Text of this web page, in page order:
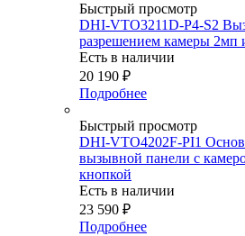
Быстрый просмотр
DHI-VTO3211D-P4-S2
разрешением камеры 2мп
Есть в наличии
20 190 ₽
Подробнее
Быстрый просмотр
DHI-VTO4202F-PI1
вызывной панели с
кнопкой
Есть в наличии
23 590 ₽
Подробнее